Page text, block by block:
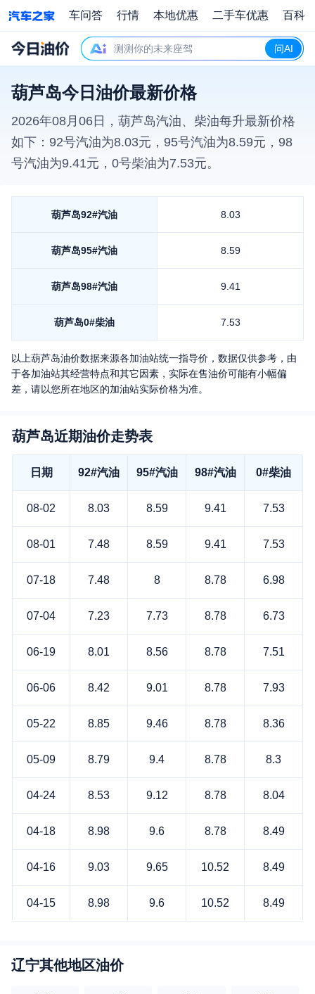
车问答 行情 本地优惠 二手车优惠 百科
测测你的未来座驾 问AI
葫芦岛今日油价最新价格
2026年08月06日 ， 葫芦岛汽油、柴油每升最新价格
如下：92号汽油为8.03元，95号汽油为8.59元，98
号汽油为9.41元，0号柴油为7.53元。
葫芦岛92#汽油 8.03
葫芦岛95#汽油 8.59
葫芦岛98#汽油 9.41
葫芦岛0#柴油 7.53
以上葫芦岛油价数据来源各加油站统一指导价，数据仅供参考，由
于各加油站其经营特点和其它因素，实际在售油价可能有小幅偏
差，请以您所在地区的加油站实际价格为准。
葫芦岛近期油价走势表
日期 92#汽油 95#汽油 98#汽油 0#柴油
08-02 8.03 8.59 9.41 7.53
08-01 7.48 8.59 9.41 7.53
07-18 7.48 8 8.78 6.98
07-04 7.23 7.73 8.78 6.73
06-19 8.01 8.56 8.78 7.51
06-06 8.42 9.01 8.78 7.93
05-22 8.85 9.46 8.78 8.36
05-09 8.79 9.4 8.78 8.3
04-24 8.53 9.12 8.78 8.04
04-18 8.98 9.6 8.78 8.49
04-16 9.03 9.65 10.52 8.49
04-15 8.98 9.6 10.52 8.49
辽宁其他地区油价